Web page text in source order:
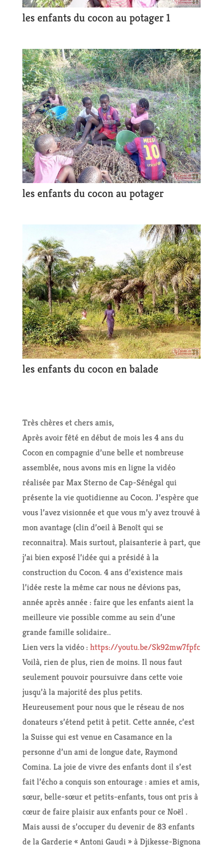
les enfants du cocon au potager 1
les enfants du cocon au potager
les enfants du cocon en balade
Très chères et chers amis,
Après avoir fêté en début de mois les 4 ans du
Cocon en compagnie d’une belle et nombreuse
assemblée, nous avons mis en ligne la vidéo
réalisée par Max Sterno de Cap-Sénégal qui
présente la vie quotidienne au Cocon. J’espère que
vous l’avez visionnée et que vous m’y avez trouvé à
mon avantage (clin d’oeil à Benoît qui se
reconnaitra). Mais surtout, plaisanterie à part, que
j’ai bien exposé l’idée qui a présidé à la
construction du Cocon. 4 ans d’existence mais
l’idée reste la même car nous ne dévions pas,
année après année : faire que les enfants aient la
meilleure vie possible comme au sein d’une
grande famille solidaire..
Lien vers la vidéo : https://youtu.be/Sk92mw7fpfc
Voilà, rien de plus, rien de moins. Il nous faut
seulement pouvoir poursuivre dans cette voie
jusqu’à la majorité des plus petits.
Heureusement pour nous que le réseau de nos
donateurs s’étend petit à petit. Cette année, c’est
la Suisse qui est venue en Casamance en la
personne d’un ami de longue date, Raymond
Comina. La joie de vivre des enfants dont il s’est
fait l’écho a conquis son entourage : amies et amis,
sœur, belle-sœur et petits-enfants, tous ont pris à
cœur de faire plaisir aux enfants pour ce Noël .
Mais aussi de s’occuper du devenir de 83 enfants
de la Garderie « Antoni Gaudi » à Djikesse-Bignona